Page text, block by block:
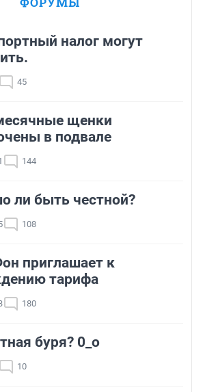
налог могут
45
щенки
в подвале
144
ли быть честной?
108
приглашает к
тарифа
180
буря? 0_o
10